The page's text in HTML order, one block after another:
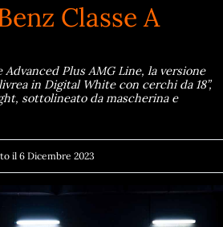
Classe A
Advanced Plus AMG Line, la versione
in Digital White con cerchi da 18”,
sottolineato da mascherina e
il6 Dicembre 2023